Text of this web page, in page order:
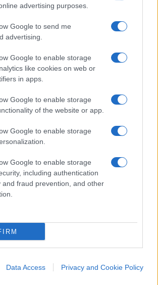
advertising purposes.
Google to send me
advertising.
Google to enable storage
like cookies on web or
in apps.
Google to enable storage
of the website or app.
Google to enable storage
Google to enable storage
including authentication
and fraud prevention, and other
Data Access Privacy and Cookie Policy
SATIRICHE
del 04/08/2026
degli dei del Covid
po' di veleno sulle cose del mondo